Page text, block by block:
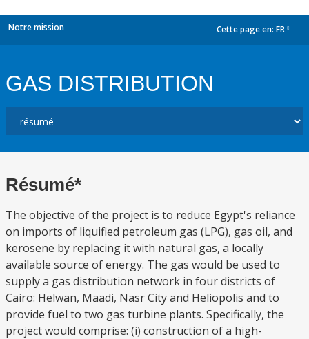
Notre mission Cette page en: FR
GAS DISTRIBUTION
Résumé*
The objective of the project is to reduce Egypt's reliance
on imports of liquified petroleum gas (LPG), gas oil, and
kerosene by replacing it with natural gas, a locally
available source of energy. The gas would be used to
supply a gas distribution network in four districts of
Cairo: Helwan, Maadi, Nasr City and Heliopolis and to
provide fuel to two gas turbine plants. Specifically, the
project would comprise: (i) construction of a high-